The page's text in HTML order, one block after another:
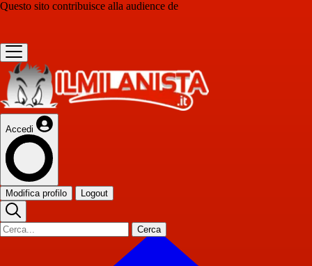
Questo sito contribuisce alla audience de
Accedi
Modifica profilo Logout
Cerca